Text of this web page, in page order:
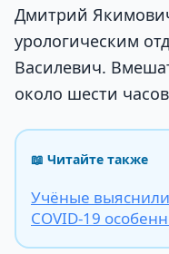
Дмитрий
урологическим
Василевич.
около шести
📖 Читайте также
Учёные
COVID-19